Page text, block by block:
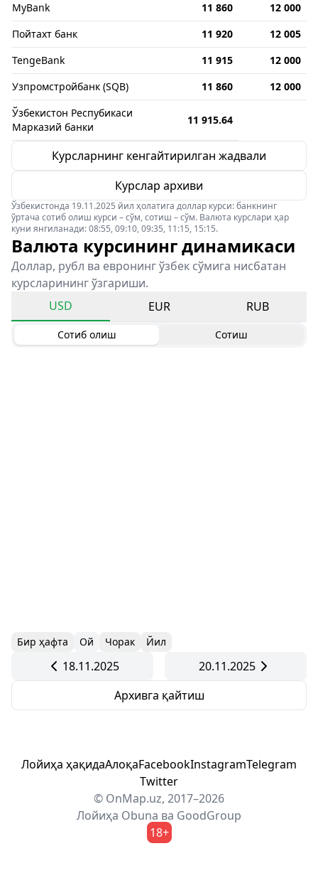
MyBank
11 860
12 000
Пойтахт банк
11 920
12 005
TengeBank
11 915
12 000
Узпромстройбанк (SQB)
11 860
12 000
Ўзбекистон Респубикаси
Марказий банки
11 915.64
Курсларнинг кенгайтирилган жадвали
Курслар архиви
Ўзбекистонда 19.11.2025 йил ҳолатига доллар курси: банкнинг
ўртача сотиб олиш курси – сўм, сотиш – сўм. Валюта курслари ҳар
куни янгиланади: 08:55, 09:10, 09:35, 11:15, 15:15.
Валюта курсининг динамикаси
Доллар, рубл ва евронинг ўзбек сўмига нисбатан
курсларининг ўзгариши.
USD
EUR RUB
Сотиб олиш Сотиш
Бир ҳафта Ой Чорак Йил
18.11.2025
20.11.2025
Архивга қайтиш
Лойиҳа ҳақидаАлоқаFacebookInstagramTelegram
Twitter
© OnMap.uz, 2017–2026
Лойиҳа Obuna ва GoodGroup
18+